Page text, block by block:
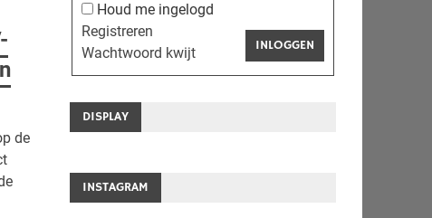
de
Houd me ingelogd
INLOGGEN
Registreren
Wachtwoord kwijt
DISPLAY
INSTAGRAM